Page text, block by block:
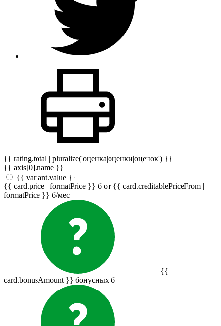
{{ rating.total | pluralize('оценка|оценки|оценок') }}
{{ axis[0].name }}
{{ variant.value }}
{{ card.price | formatPrice }} б от {{ card.creditablePriceFrom |
formatPrice }} б/мес
+ {{
card.bonusAmount }} бонусных б